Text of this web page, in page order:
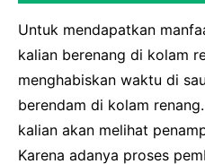
Untuk mendapatkan
kalian berenang di kolam
menghabiskan waktu di
berendam di kolam
kalian akan melihat
Karena adanya proses